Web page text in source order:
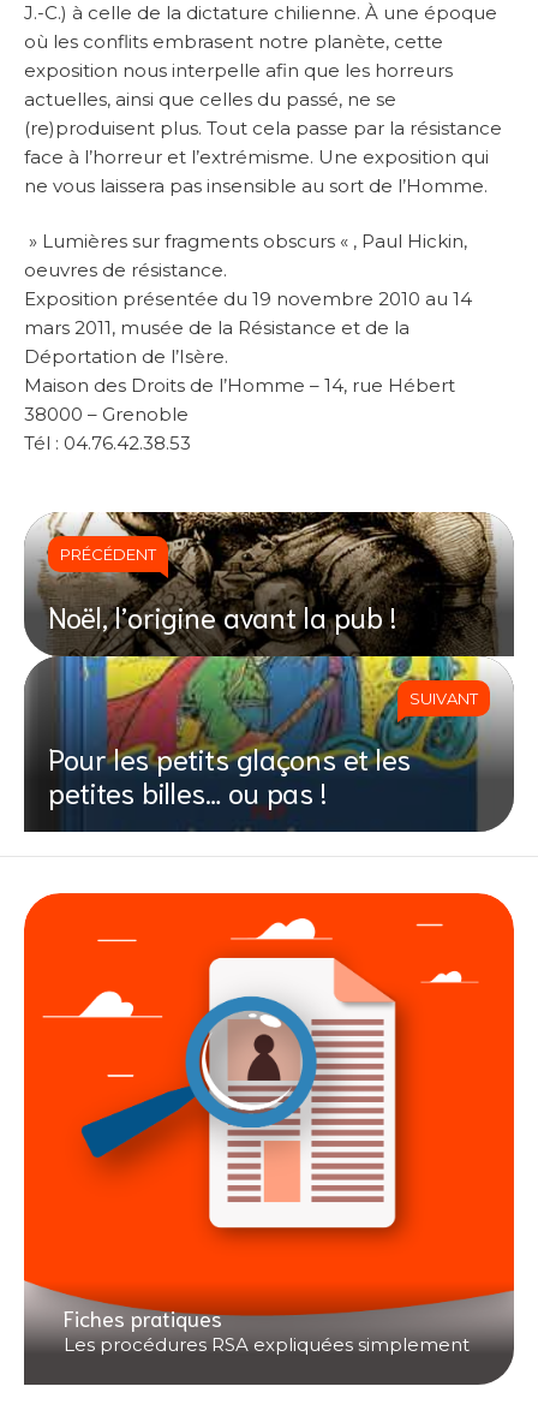
J.-C.) à celle de la dictature chilienne. À une époque
où les conflits embrasent notre planète, cette
exposition nous interpelle afin que les horreurs
actuelles, ainsi que celles du passé, ne se
(re)produisent plus. Tout cela passe par la résistance
face à l’horreur et l’extrémisme. Une exposition qui
ne vous laissera pas insensible au sort de l’Homme.
» Lumières sur fragments obscurs « , Paul Hickin,
oeuvres de résistance.
Exposition présentée du 19 novembre 2010 au 14
mars 2011, musée de la Résistance et de la
Déportation de l’Isère.
Maison des Droits de l’Homme – 14, rue Hébert
38000 – Grenoble
Tél : 04.76.42.38.53
PRÉCÉDENT
Noël, l’origine avant la pub !
SUIVANT
Pour les petits glaçons et les
petites billes… ou pas !
Fiches pratiques
Les procédures RSA expliquées simplement